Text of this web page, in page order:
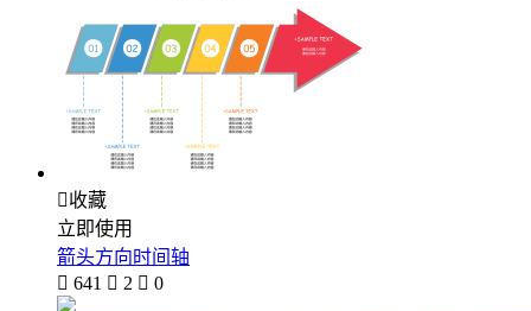
收藏
立即使用
箭头方向时间轴
 641  2  0